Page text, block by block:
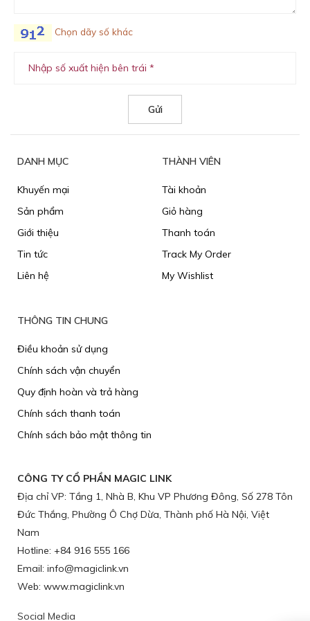
Chọn dãy số khác
DANH MỤC
Khuyến mại
Sản phẩm
Giới thiệu
Tin tức
Liên hệ
THÀNH VIÊN
Tài khoản
Giỏ hàng
Thanh toán
Track My Order
My Wishlist
THÔNG TIN CHUNG
Điều khoản sử dụng
Chính sách vận chuyển
​Quy định hoàn và trả hàng
Chính sách thanh toán
Chính sách bảo mật thông tin
CÔNG TY CỔ PHẦN MAGIC LINK
Địa chỉ VP: Tầng 1, Nhà B, Khu VP Phương Đông, Số 278 Tôn
Đức Thắng, Phường Ô Chợ Dừa, Thành phố Hà Nội, Việt
Nam
Hotline: +84 916 555 166
Email: info@magiclink.vn
Web: www.magiclink.vn
Social Media